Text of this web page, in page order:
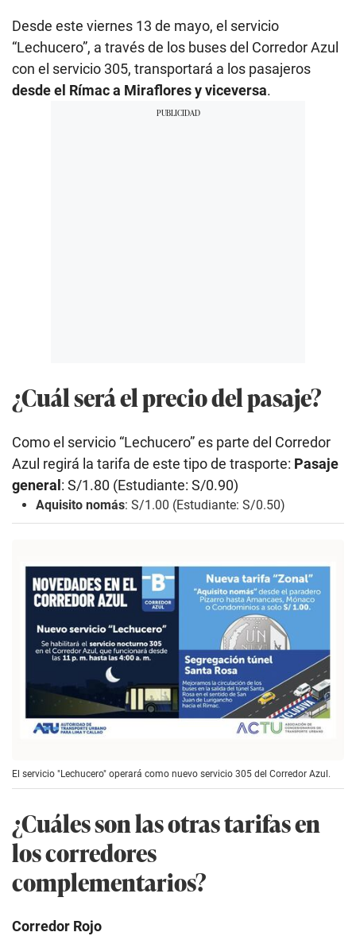
Desde este viernes 13 de mayo, el servicio
“Lechucero”, a través de los buses del Corredor Azul
con el servicio 305, transportará a los pasajeros
desde el Rímac a Miraflores y viceversa.
¿Cuál será el precio del pasaje?
Como el servicio “Lechucero” es parte del Corredor
Azul regirá la tarifa de este tipo de trasporte: Pasaje
general: S/1.80 (Estudiante: S/0.90)
Aquisito nomás: S/1.00 (Estudiante: S/0.50)
El servicio "Lechucero" operará como nuevo servicio 305 del Corredor Azul.
¿Cuáles son las otras tarifas en
los corredores
complementarios?
Corredor Rojo